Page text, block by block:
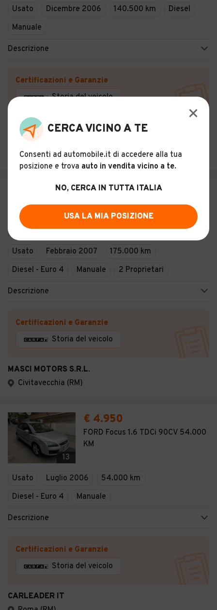
Usato Dicembre 2006 140.500 km
Diesel
Manuale
Descrizione
Certificazioni e Garanzie
Storia del veicolo
FORMULAUTO
Fonte Nuova (RM)
9
€ 2.999
Ford Focus C-Max 1.6 TDCi (90CV)
5p.
Usato Febbraio 2007
175.000 km
Diesel - Euro 4
Manuale 2 Proprietari
Descrizione
Certificazioni e Garanzie
Storia del veicolo
MASCI MOTORS S.R.L.
Civitavecchia (RM)
13
€ 4.950
FORD Focus 1.6 TDCi 90CV 54.000
KM
Usato Luglio 2006
54.000 km
Diesel - Euro 4
Manuale
Descrizione
Certificazioni e Garanzie
Storia del veicolo
CARLEADER IT
CERCA VICINO A TE
Consenti ad automobile.it di accedere alla tua
posizione e trova auto in vendita vicino a te.
NO, CERCA IN TUTTA ITALIA
USA LA MIA POSIZIONE